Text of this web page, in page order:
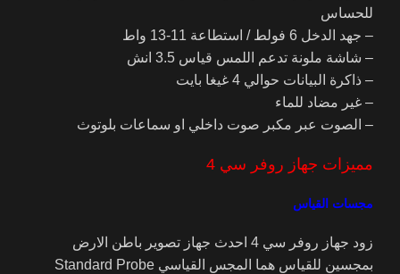
للحساس
– جهد الدخل 6 فولط / استطاعة 11-13 واط
– شاشة ملونة تدعم اللمس قياس 3.5 انش
– ذاكرة البيانات حوالي 4 غيغا بايت
– غير مضاد للماء
– الصوت عبر مكبر صوت داخلي او سماعات بلوتوث
مميزات جهاز روفر سي 4
مجسات القياس
زود جهاز روفر سي 4 احدث جهاز تصوير باطن الارض
بمجسين للقياس هما المجس القياسي Standard Probe